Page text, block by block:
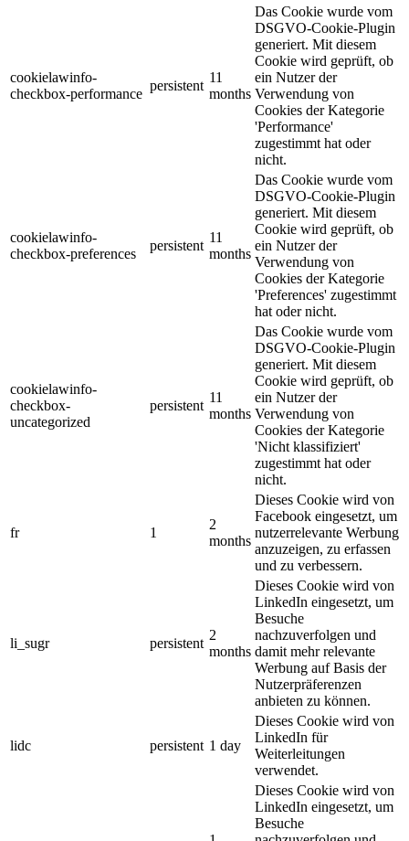
cookielawinfo-
checkbox-performance
persistent
11
months
Das Cookie wurde vom
DSGVO-Cookie-Plugin
generiert. Mit diesem
Cookie wird geprüft, ob
ein Nutzer der
Verwendung von
Cookies der Kategorie
'Performance'
zugestimmt hat oder
nicht.
cookielawinfo-
checkbox-preferences
persistent
11
months
Das Cookie wurde vom
DSGVO-Cookie-Plugin
generiert. Mit diesem
Cookie wird geprüft, ob
ein Nutzer der
Verwendung von
Cookies der Kategorie
'Preferences' zugestimmt
hat oder nicht.
cookielawinfo-
checkbox-
uncategorized
persistent
11
months
Das Cookie wurde vom
DSGVO-Cookie-Plugin
generiert. Mit diesem
Cookie wird geprüft, ob
ein Nutzer der
Verwendung von
Cookies der Kategorie
'Nicht klassifiziert'
zugestimmt hat oder
nicht.
fr 1
2
months
Dieses Cookie wird von
Facebook eingesetzt, um
nutzerrelevante Werbung
anzuzeigen, zu erfassen
und zu verbessern.
li_sugr persistent
2
months
Dieses Cookie wird von
LinkedIn eingesetzt, um
Besuche
nachzuverfolgen und
damit mehr relevante
Werbung auf Basis der
Nutzerpräferenzen
anbieten zu können.
lidc persistent 1 day
Dieses Cookie wird von
LinkedIn für
Weiterleitungen
verwendet.
Dieses Cookie wird von
LinkedIn eingesetzt, um
Besuche